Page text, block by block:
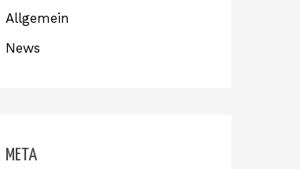
Allgemein
News
META